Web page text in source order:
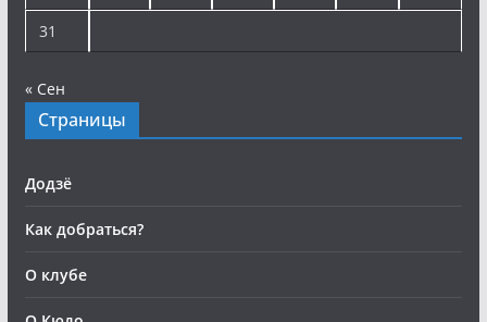
31
« Сен
Страницы
Додзё
Как добраться?
О клубе